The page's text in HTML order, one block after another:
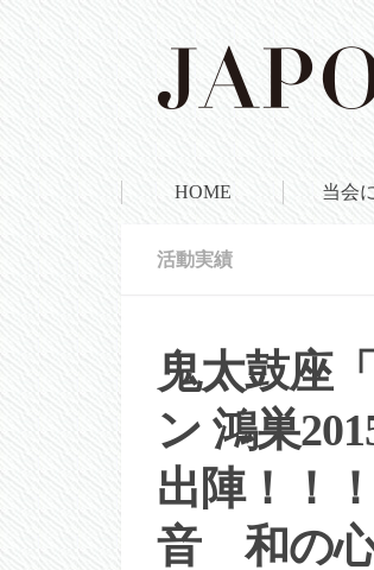
HOME 当会
活動実績
鬼太鼓座
ン 鴻巣
出陣！！
音 和の